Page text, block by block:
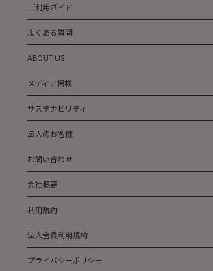
ご利用ガイド
よくある質問
ABOUT US
メディア掲載
サステナビリティ
法人のお客様
お問い合わせ
会社概要
利用規約
法人会員利用規約
プライバシーポリシー